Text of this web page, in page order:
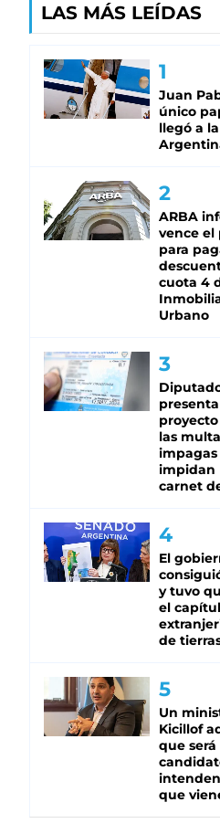
LAS MÁS LEÍDAS
Juan
único
llegó a la
ARBA
vence el
para
cuota 4
Urbano
las
impagas
impidan
carnet
El
y tuvo
el
de
Un
Kicillof
que será
que